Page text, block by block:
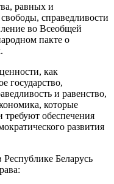
равных и
справедливости
во Всеобщей
пакте о
как
государство,
и равенство,
которые
требуют обеспечения
развития
Беларусь